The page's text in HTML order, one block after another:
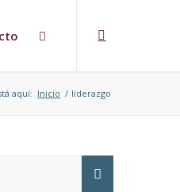
aquí: Inicio / liderazgo